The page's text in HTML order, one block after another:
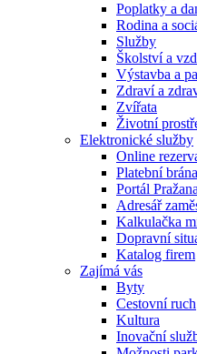
Poplatky a
Rodina a
Služby
Školství a
Výstavba a
Zdraví a
Zvířata
Životní
Elektronické služby
Online
Platební brána
Portál Pražana
Adresář
Kalkulačka
Dopravní
Katalog firem
Zajímá vás
Byty
Cestovní ruch
Kultura
Inovační